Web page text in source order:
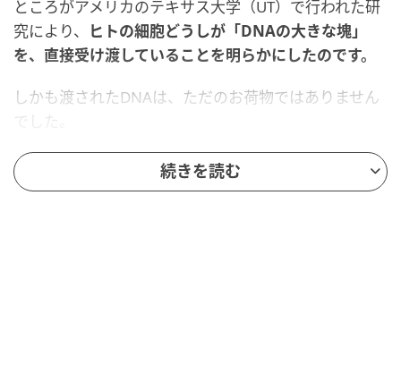
ところがアメリカのテキサス大学（UT）で行われた研
究により、
ヒトの細胞どうしが「DNAの大きな塊」
を、直接受け渡していることを明らかにしたのです。
しかも渡されたDNAは、ただのお荷物ではありません
でした。
受け取った細胞のなかできちんと働き、新しい性質を
与え、分裂した先の子孫細胞にまで受け継がれるた様
続きを読む